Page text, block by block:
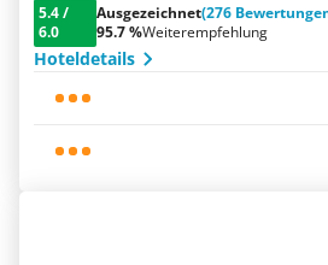
5.4/
6.0
Ausgezeichnet(276
95.7 %Weiterempfehlung
Hoteldetails